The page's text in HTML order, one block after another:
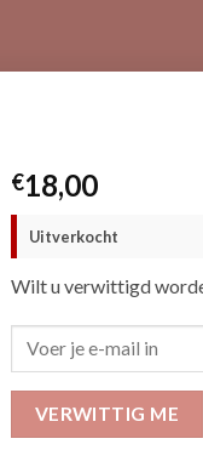
€18,00
Uitverkocht
Wilt u verwittigd
VERWITTIG ME